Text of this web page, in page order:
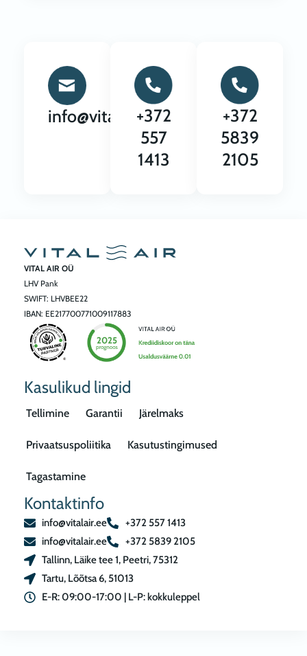
info@vitalair.ee
+372
557
1413
+372
5839
2105
VITAL AIR OÜ
LHV Pank
SWIFT: LHVBEE22
IBAN: EE217700771009117883
Kasulikud lingid
Tellimine Garantii Järelmaks
Privaatsuspoliitika Kasutustingimused
Tagastamine
Kontaktinfo
info@vitalair.ee
+372 557 1413
info@vitalair.ee
+372 5839 2105
Tallinn, Läike tee 1, Peetri, 75312
Tartu, Lõõtsa 6, 51013
E-R: 09:00-17:00 | L-P: kokkuleppel